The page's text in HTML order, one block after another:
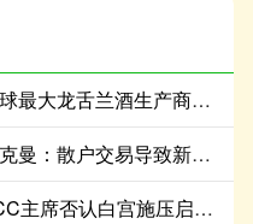
中祥网配资官网 全球最大龙舌兰酒生产商Becle股价企稳，美国市场重组阵痛后现回升迹象
创达盈配资官网 阿克曼：散户交易导致新封闭式基金盘中急跌
华锋优配网平台 FCC主席否认白宫施压启动迪士尼调查